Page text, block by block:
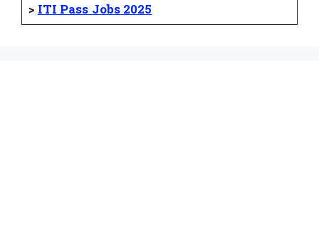
> ITI Pass Jobs 2025